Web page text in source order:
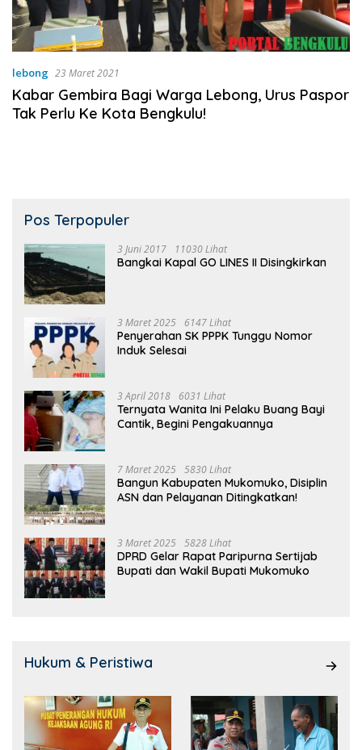
lebong 23 Maret 2021
Kabar Gembira Bagi Warga Lebong, Urus Paspor
Tak Perlu Ke Kota Bengkulu!
Pos Terpopuler
3 Juni 2017 11030 Lihat
Bangkai Kapal GO LINES II Disingkirkan
3 Maret 2025 6147 Lihat
Penyerahan SK PPPK Tunggu Nomor
Induk Selesai
3 April 2018 6031 Lihat
Ternyata Wanita Ini Pelaku Buang Bayi
Cantik, Begini Pengakuannya
7 Maret 2025 5830 Lihat
Bangun Kabupaten Mukomuko, Disiplin
ASN dan Pelayanan Ditingkatkan!
3 Maret 2025 5828 Lihat
DPRD Gelar Rapat Paripurna Sertijab
Bupati dan Wakil Bupati Mukomuko
Hukum & Peristiwa